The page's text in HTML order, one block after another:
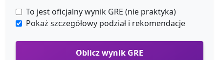
To jest oficjalny wynik GRE (nie praktyka)
Pokaż szczegółowy podział i rekomendacje
Oblicz wynik GRE